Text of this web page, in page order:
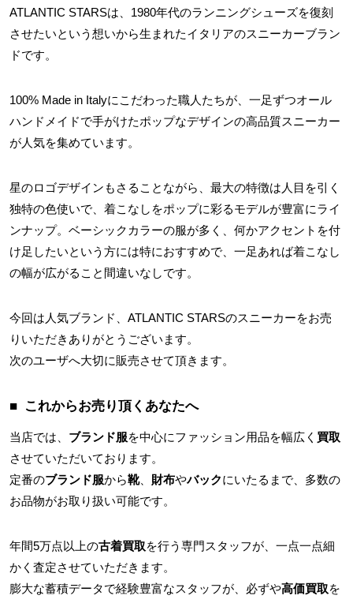
ATLANTIC STARSは、1980年代のランニングシューズを復刻
させたいという想いから生まれたイタリアのスニーカーブラン
ドです。
100% Made in Italyにこだわった職人たちが、一足ずつオール
ハンドメイドで手がけたポップなデザインの高品質スニーカー
が人気を集めています。
星のロゴデザインもさることながら、最大の特徴は人目を引く
独特の色使いで、着こなしをポップに彩るモデルが豊富にライ
ンナップ。ベーシックカラーの服が多く、何かアクセントを付
け足したいという方には特におすすめで、一足あれば着こなし
の幅が広がること間違いなしです。
今回は人気ブランド、ATLANTIC STARSのスニーカーをお売
りいただきありがとうございます。
次のユーザへ大切に販売させて頂きます。
これからお売り頂くあなたへ
当店では、 ブランド服を中心にファッション用品を幅広く 買取
させていただいております。
定番のブランド服から靴、 財布やバックにいたるまで、多数の
お品物がお取り扱い可能です。
年間5万点以上の古着買取を行う専門スタッフが、一点一点細
かく査定させていただきます。
膨大な蓄積データで経験豊富なスタッフが、必ずや高価買取を